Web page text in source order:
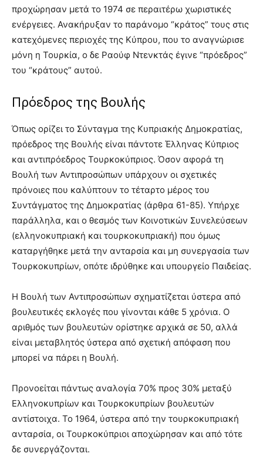
προχώρησαν μετά το 1974 σε περαιτέρω χωριστικές
ενέργειες. Ανακήρυξαν το παράνομο “κράτος” τους στις
κατεχόμενες περιοχές της Κύπρου, που το αναγνώρισε
μόνη η Τουρκία, ο δε Ραούφ Ντενκτάς έγινε “πρόεδρος”
του “κράτους” αυτού.
Πρόεδρος της Βουλής
Όπως ορίζει το Σύνταγμα της Κυπριακής Δημοκρατίας,
πρόεδρος της Βουλής είναι πάντοτε Έλληνας Κύπριος
και αντιπρόεδρος Τουρκοκύπριος. Όσον αφορά τη
Βουλή των Αντιπροσώπων υπάρχουν οι σχετικές
πρόνοιες που καλύπτουν το τέταρτο μέρος του
Συντάγματος της Δημοκρατίας (άρθρα 61-85). Υπήρχε
παράλληλα, και ο θεσμός των Κοινοτικών Συνελεύσεων
(ελληνοκυπριακή και τουρκοκυπριακή) που όμως
καταργήθηκε μετά την ανταρσία και μη συνεργασία των
Τουρκοκυπρίων, οπότε ιδρύθηκε και υπουργείο Παιδείας.
Η Βουλή των Αντιπροσώπων σχηματίζεται ύστερα από
βουλευτικές εκλογές που γίνονται κάθε 5 χρόνια. Ο
αριθμός των βουλευτών ορίστηκε αρχικά σε 50, αλλά
είναι μεταβλητός ύστερα από σχετική απόφαση που
μπορεί να πάρει η Βουλή.
Προνοείται πάντως αναλογία 70% προς 30% μεταξύ
Ελληνοκυπρίων και Τουρκοκυπρίων βουλευτών
αντίστοιχα. Το 1964, ύστερα από την τουρκοκυπριακή
ανταρσία, οι Τουρκοκύπριοι αποχώρησαν και από τότε
δε συνεργάζονται.